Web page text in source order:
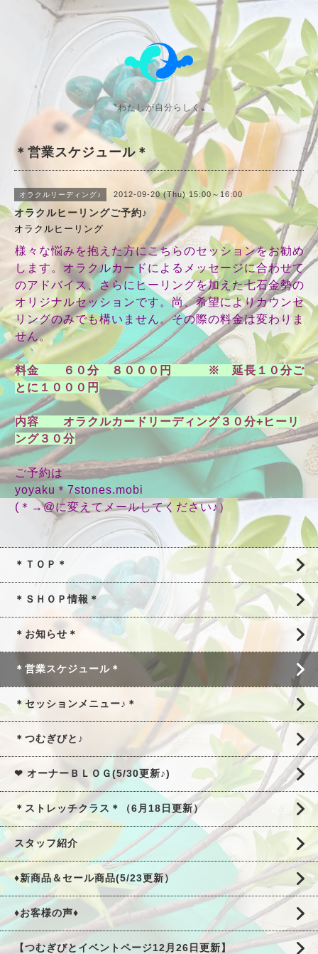
〝わたしが自分らしく〟
＊営業スケジュール＊
オラクルリーディング♪ 2012-09-20 (Thu) 15:00～16:00
オラクルヒーリングご予約♪
オラクルヒーリング
様々な悩みを抱えた方にこちらのセッションをお勧め
します。オラクルカードによるメッセージに合わせて
のアドバイス、さらにヒーリングを加えた七石金勢の
オリジナルセッションです。尚、希望によりカウンセ
リングのみでも構いません。その際の料金は変わりま
せん。
料金 ６０分 ８０００円 ※ 延長１０分ご
とに１０００円
内容 オラクルカードリーディング３０分+ヒーリ
ング３０分
ご予約は
yoyaku＊7stones.mobi
(＊→@に変えてメールしてください♪）
＊ＴＯＰ＊
＊ＳＨＯＰ情報＊
＊お知らせ＊
＊営業スケジュール＊
＊セッションメニュー♪＊
＊つむぎびと♪
❤ オーナーＢＬＯＧ(5/30更新♪)
＊ストレッチクラス＊（6月18日更新）
スタッフ紹介
♦新商品＆セール商品(5/23更新）
♦お客様の声♦
【つむぎびとイベントページ12月26日更新】